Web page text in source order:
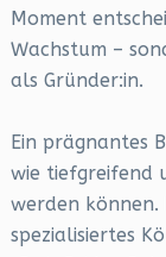
Moment
Wachstum –
als Gründer:in.
Ein prägnantes
wie tiefgreifend
werden können.
spezialisiertes